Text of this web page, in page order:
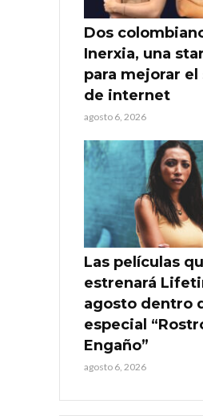
Dos
Inerxia, una
para mejorar
de internet
agosto 6, 2026
Las películas
estrenará
agosto dentro
especial
Engaño”
agosto 6, 2026